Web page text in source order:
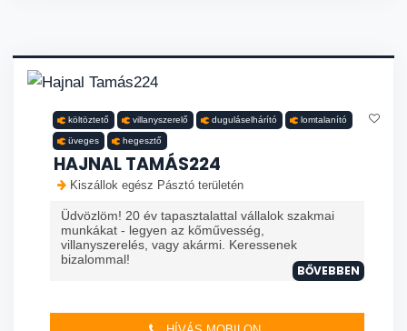
költöztető villanyszerelő duguláselhárító lomtalanító
üveges hegesztő
HAJNAL TAMÁS224
Kiszállok egész Pásztó területén
Üdvözlöm! 20 év tapasztalattal vállalok szakmai
munkákat - legyen az kőművesség,
villanyszerelés, vagy akármi. Keressenek
bizalommal!
BŐVEBBEN